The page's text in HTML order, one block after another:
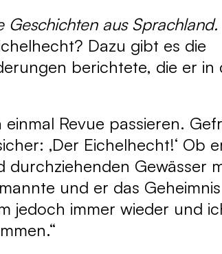
aus Sprachland.
Dazu gibt es die
berichtete, die er in
Revue passieren.
‚Der Eichelhecht!‘ Ob
Gewässer
und er das
jedoch immer wieder und